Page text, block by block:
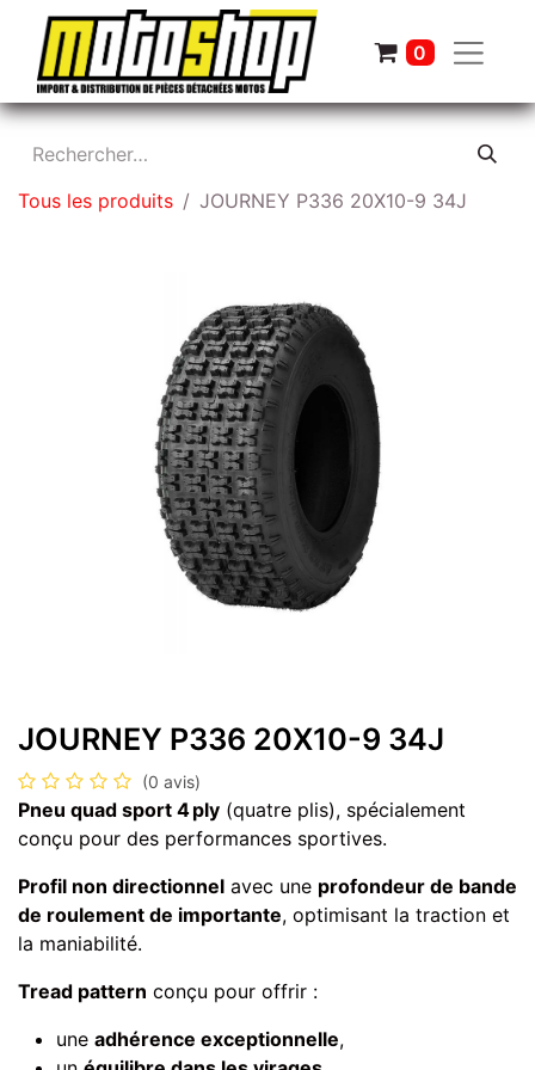
0
Tous les produits JOURNEY P336 20X10-9 34J
JOURNEY P336 20X10-9 34J
(0 avis)
Pneu quad sport 4 ply (quatre plis), spécialement
conçu pour des performances sportives.
Profil non directionnel avec une profondeur de bande
de roulement de importante, optimisant la traction et
la maniabilité.
Tread pattern conçu pour offrir :
une adhérence exceptionnelle,